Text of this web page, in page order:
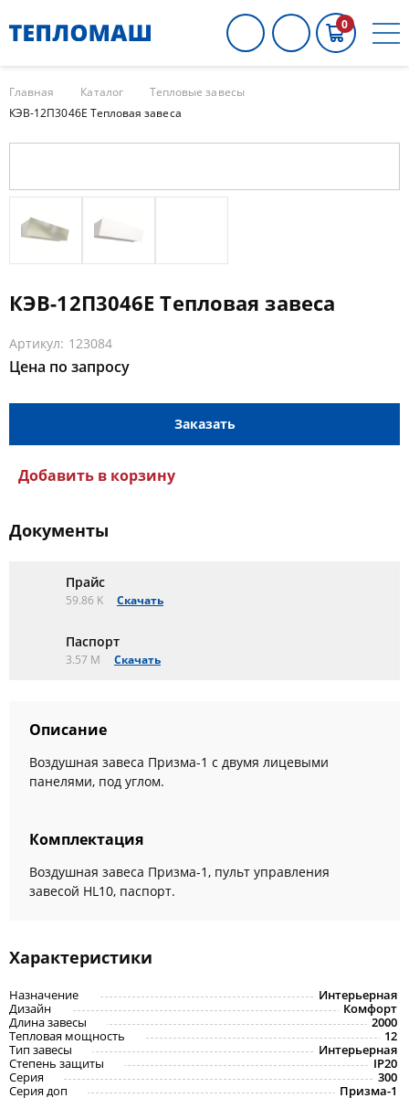
0
Главная Каталог
Тепловые завесы
КЭВ-12П3046E Тепловая завеса
КЭВ-12П3046E Тепловая завеса
Артикул: 123084
Цена по запросу
Заказать
Добавить в корзину
Документы
Прайс
59.86 K Скачать
Паспорт
3.57 M Скачать
Описание
Воздушная завеса Призма-1 с двумя лицевыми
панелями, под углом.
Комплектация
Воздушная завеса Призма-1, пульт управления
завесой HL10, паспорт.
Характеристики
Назначение
Интерьерная
Дизайн
Комфорт
Длина завесы
2000
Тепловая мощность
12
Тип завесы
Интерьерная
Степень защиты
IP20
Серия
300
Серия доп
Призма-1